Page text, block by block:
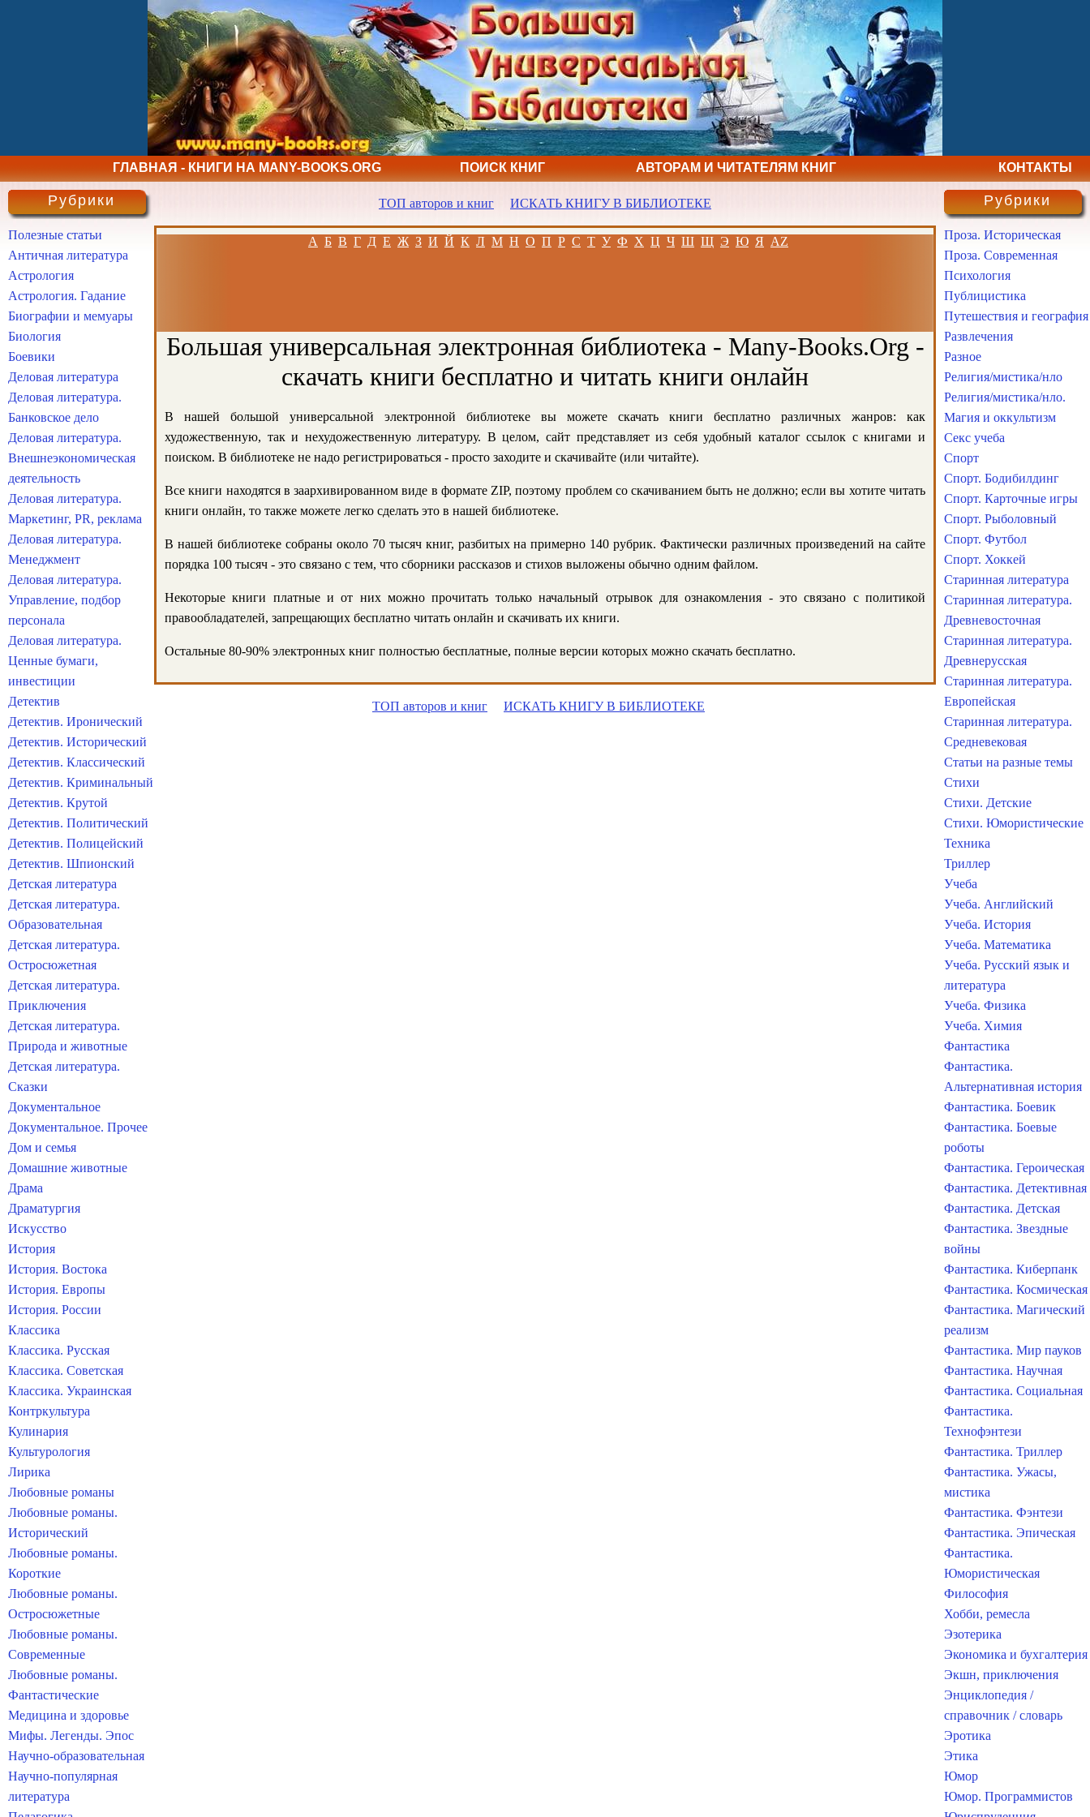
ГЛАВНАЯ - КНИГИ НА MANY-BOOKS.ORG ПОИСК КНИГ АВТОРАМ И ЧИТАТЕЛЯМ КНИГ КОНТАКТЫ
ТОП авторов и книг ИСКАТЬ КНИГУ В БИБЛИОТЕКЕ
А Б В Г Д Е Ж З И Й К Л М Н О П Р С Т У Ф Х Ц Ч Ш Щ Э Ю Я AZ
Большая универсальная электронная библиотека - Many-Books.Org -
скачать книги бесплатно и читать книги онлайн
В нашей большой универсальной электронной библиотеке вы можете скачать книги бесплатно различных жанров: как
художественную, так и нехудожественную литературу. В целом, сайт представляет из себя удобный каталог ссылок с книгами и
поиском. В библиотеке не надо регистрироваться - просто заходите и скачивайте (или читайте).
Все книги находятся в заархивированном виде в формате ZIP, поэтому проблем со скачиванием быть не должно; если вы хотите читать
книги онлайн, то также можете легко сделать это в нашей библиотеке.
В нашей библиотеке собраны около 70 тысяч книг, разбитых на примерно 140 рубрик. Фактически различных произведений на сайте
порядка 100 тысяч - это связано с тем, что сборники рассказов и стихов выложены обычно одним файлом.
Некоторые книги платные и от них можно прочитать только начальный отрывок для ознакомления - это связано с политикой
правообладателей, запрещающих бесплатно читать онлайн и скачивать их книги.
Остальные 80-90% электронных книг полностью бесплатные, полные версии которых можно скачать бесплатно.
ТОП авторов и книг ИСКАТЬ КНИГУ В БИБЛИОТЕКЕ
Рубрики
Полезные статьи
Античная литература
Астрология
Астрология. Гадание
Биографии и мемуары
Биология
Боевики
Деловая литература
Деловая литература.
Банковское дело
Деловая литература.
Внешнеэкономическая
деятельность
Деловая литература.
Маркетинг, PR, реклама
Деловая литература.
Менеджмент
Деловая литература.
Управление, подбор
персонала
Деловая литература.
Ценные бумаги,
инвестиции
Детектив
Детектив. Иронический
Детектив. Исторический
Детектив. Классический
Детектив. Криминальный
Детектив. Крутой
Детектив. Политический
Детектив. Полицейский
Детектив. Шпионский
Детская литература
Детская литература.
Образовательная
Детская литература.
Остросюжетная
Детская литература.
Приключения
Детская литература.
Природа и животные
Детская литература.
Сказки
Документальное
Документальное. Прочее
Дом и семья
Домашние животные
Драма
Драматургия
Искусство
История
История. Востока
История. Европы
История. России
Классика
Классика. Русская
Классика. Советская
Классика. Украинская
Контркультура
Кулинария
Культурология
Лирика
Любовные романы
Любовные романы.
Исторический
Любовные романы.
Короткие
Любовные романы.
Остросюжетные
Любовные романы.
Современные
Любовные романы.
Фантастические
Медицина и здоровье
Мифы. Легенды. Эпос
Научно-образовательная
Научно-популярная
литература
Рубрики
Проза. Историческая
Проза. Современная
Психология
Публицистика
Путешествия и география
Развлечения
Разное
Религия/мистика/нло
Религия/мистика/нло.
Магия и оккультизм
Секс учеба
Спорт
Спорт. Бодибилдинг
Спорт. Карточные игры
Спорт. Рыболовный
Спорт. Футбол
Спорт. Хоккей
Старинная литература
Старинная литература.
Древневосточная
Старинная литература.
Древнерусская
Старинная литература.
Европейская
Старинная литература.
Средневековая
Статьи на разные темы
Стихи
Стихи. Детские
Стихи. Юмористические
Техника
Триллер
Учеба
Учеба. Английский
Учеба. История
Учеба. Математика
Учеба. Русский язык и
литература
Учеба. Физика
Учеба. Химия
Фантастика
Фантастика.
Альтернативная история
Фантастика. Боевик
Фантастика. Боевые
роботы
Фантастика. Героическая
Фантастика. Детективная
Фантастика. Детская
Фантастика. Звездные
войны
Фантастика. Киберпанк
Фантастика. Космическая
Фантастика. Магический
реализм
Фантастика. Мир пауков
Фантастика. Научная
Фантастика. Социальная
Фантастика.
Технофэнтези
Фантастика. Триллер
Фантастика. Ужасы,
мистика
Фантастика. Фэнтези
Фантастика. Эпическая
Фантастика.
Юмористическая
Философия
Хобби, ремесла
Эзотерика
Экономика и бухгалтерия
Экшн, приключения
Энциклопедия /
справочник / словарь
Эротика
Этика
Юмор
Юмор. Программистов